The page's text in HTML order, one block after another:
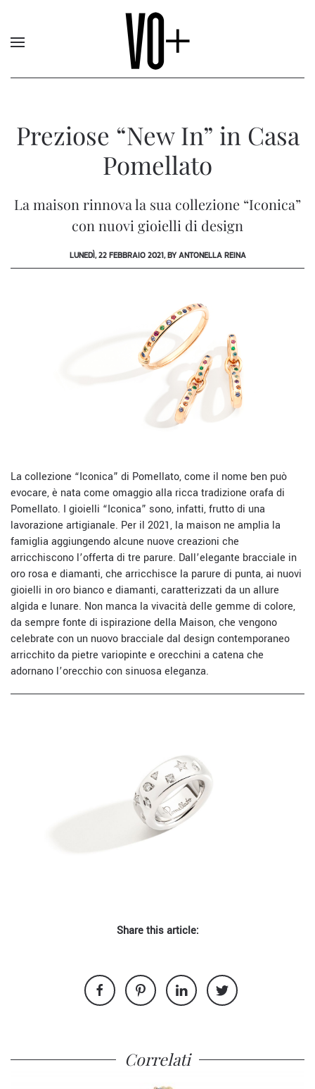
Preziose “New In” in Casa
Pomellato
La maison rinnova la sua collezione “Iconica”
con nuovi gioielli di design
LUNEDÌ, 22 FEBBRAIO 2021, BY ANTONELLA REINA
La collezione “Iconica” di Pomellato, come il nome ben può
evocare, è nata come omaggio alla ricca tradizione orafa di
Pomellato. I gioielli “Iconica” sono, infatti, frutto di una
lavorazione artigianale. Per il 2021, la maison ne amplia la
famiglia aggiungendo alcune nuove creazioni che
arricchiscono l’offerta di tre parure. Dall’elegante bracciale in
oro rosa e diamanti, che arricchisce la parure di punta, ai nuovi
gioielli in oro bianco e diamanti, caratterizzati da un allure
algida e lunare. Non manca la vivacità delle gemme di colore,
da sempre fonte di ispirazione della Maison, che vengono
celebrate con un nuovo bracciale dal design contemporaneo
arricchito da pietre variopinte e orecchini a catena che
adornano l’orecchio con sinuosa eleganza.
Share this article:
Correlati